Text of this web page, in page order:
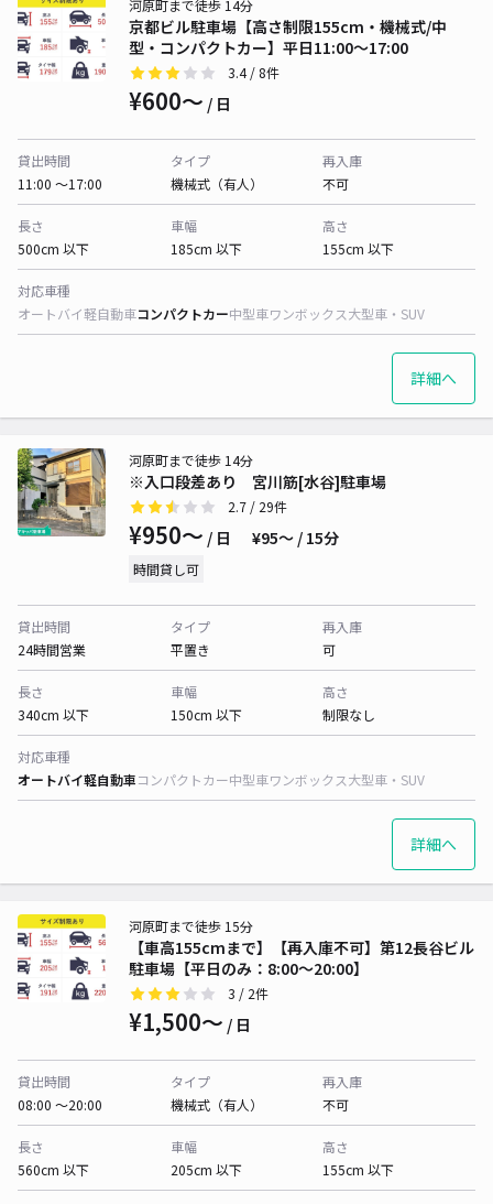
京都ビル駐車場【高さ制限155cm・機械式/中
型・コンパクトカー】平日11:00～17:00
河原町まで徒歩 14分
3.4/ 8件
¥600〜 / 日
貸出時間
11:00 〜17:00
タイプ
機械式（有人）
再入庫
不可
長さ
500cm 以下
車幅
185cm 以下
高さ
155cm 以下
対応車種
オートバイ軽自動車コンパクトカー中型車ワンボックス大型車・SUV
詳細へ
※入口段差あり 宮川筋[水谷]駐車場
河原町まで徒歩 14分
2.7 / 29件
¥950〜 / 日 ¥95〜 / 15分
時間貸し可
貸出時間
24時間営業
タイプ
平置き
再入庫
可
長さ
340cm 以下
車幅
150cm 以下
高さ
制限なし
対応車種
オートバイ軽自動車コンパクトカー中型車ワンボックス大型車・SUV
詳細へ
【車高155cmまで】【再入庫不可】第12長谷ビル
駐車場【平日のみ：8:00～20:00】
河原町まで徒歩 15分
3 / 2件
¥1,500〜 / 日
貸出時間
08:00 〜20:00
タイプ
機械式（有人）
再入庫
不可
長さ
560cm 以下
車幅
205cm 以下
高さ
155cm 以下